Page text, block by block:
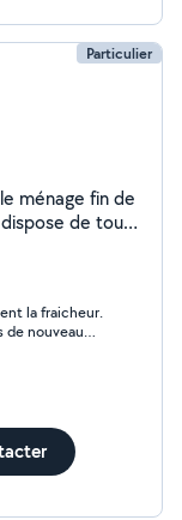
Particulier
ménage fin de
de tout
la fraicheur.
de nouveau